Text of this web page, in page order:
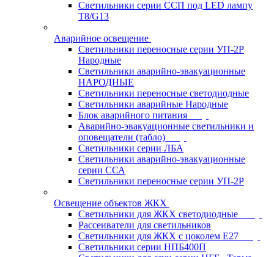
Светильники серии ССП под LED лампу
T8/G13
Аварийное освещение
Светильники переносные серии УП-2Р
Народные
Светильники аварийно-эвакуационные
НАРОДНЫЕ
Светильники переносные светодиодные
Светильники аварийные Народные
Блок аварийного питания
Аварийно-эвакуационные светильники и
оповещатели (табло)
Светильники серии ЛБА
Светильники аварийно-эвакуационные
серии ССА
Светильники переносные серии УП-2Р
Освещение объектов ЖКХ
Светильники для ЖКХ светодиодные
Рассеиватели для светильников
Светильники для ЖКХ с цоколем Е27
Светильники серии НПБ400П